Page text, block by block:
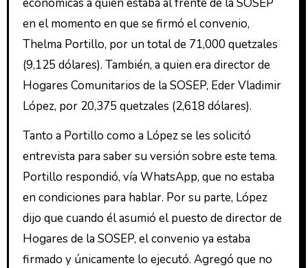
en el momento en que se firmó el convenio,
Thelma Portillo, por un total de 71,000 quetzales
(9,125 dólares). También, a quien era director de
Hogares Comunitarios de la SOSEP, Eder Vladimir
López, por 20,375 quetzales (2,618 dólares).
Tanto a Portillo como a López se les solicitó
entrevista para saber su versión sobre este tema.
Portillo respondió, vía WhatsApp, que no estaba
en condiciones para hablar. Por su parte, López
dijo que cuando él asumió el puesto de director de
Hogares de la SOSEP, el convenio ya estaba
firmado y únicamente lo ejecutó. Agregó que no